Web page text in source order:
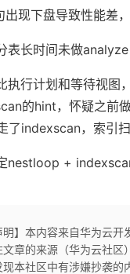
出现下盘导致性能差
表长时间未做
执行计划和等待视图
的hint，怀疑之前
了indexscan，索引
nestloop +
明】本内容来自华为云
文章的来源（华为云社区
现本社区中有涉嫌抄袭的